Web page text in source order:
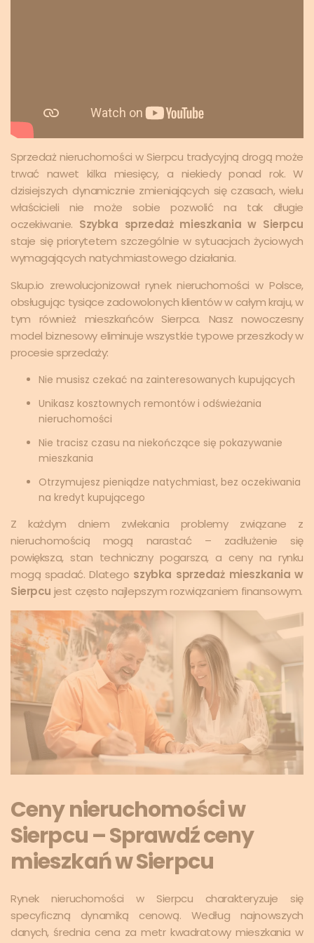
Sprzedaż nieruchomości w Sierpcu tradycyjną drogą może
trwać nawet kilka miesięcy, a niekiedy ponad rok. W
dzisiejszych dynamicznie zmieniających się czasach, wielu
właścicieli nie może sobie pozwolić na tak długie
oczekiwanie. Szybka sprzedaż mieszkania w Sierpcu
staje się priorytetem szczególnie w sytuacjach życiowych
wymagających natychmiastowego działania.
Skup.io zrewolucjonizował rynek nieruchomości w Polsce,
obsługując tysiące zadowolonych klientów w całym kraju, w
tym również mieszkańców Sierpca. Nasz nowoczesny
model biznesowy eliminuje wszystkie typowe przeszkody w
procesie sprzedaży:
Nie musisz czekać na zainteresowanych kupujących
Unikasz kosztownych remontów i odświeżania
nieruchomości
Nie tracisz czasu na niekończące się pokazywanie
mieszkania
Otrzymujesz pieniądze natychmiast, bez oczekiwania
na kredyt kupującego
Z każdym dniem zwlekania problemy związane z
nieruchomością mogą narastać – zadłużenie się
powiększa, stan techniczny pogarsza, a ceny na rynku
mogą spadać. Dlatego szybka sprzedaż mieszkania w
Sierpcu jest często najlepszym rozwiązaniem finansowym.
Ceny nieruchomości w
Sierpcu – Sprawdź ceny
mieszkań w Sierpcu
Rynek nieruchomości w Sierpcu charakteryzuje się
specyficzną dynamiką cenową. Według najnowszych
danych, średnia cena za metr kwadratowy mieszkania w